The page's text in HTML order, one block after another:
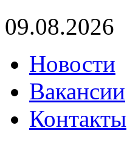
09.08.2026
Новости
Вакансии
Контакты